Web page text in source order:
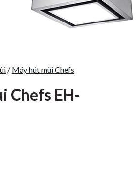
/ Máy hút mùi Chefs
Chefs EH-